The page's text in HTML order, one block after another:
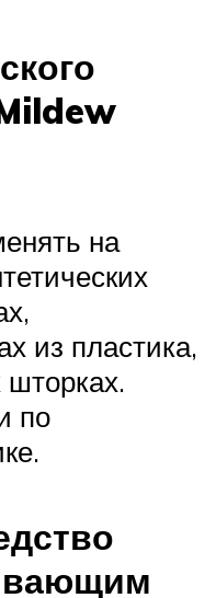
на
из пластика,
шторках.
по